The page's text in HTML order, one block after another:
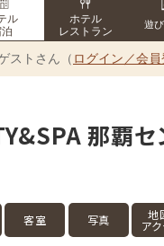
ル
ホテル
レストラン
遊
ストさん（ ログイン／会
那覇セ
客室 写真 地
ア